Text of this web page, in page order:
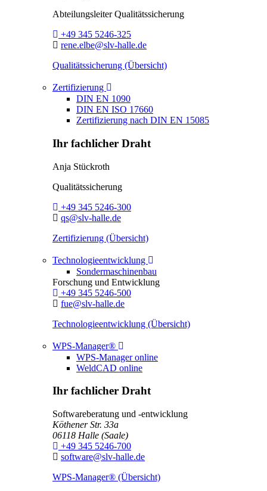
AbteilungsleiterQualitätssicherung
Telefon:
+49 345 5246-325
E-Mail:
rene.elbe@slv-halle.de
Qualitätssicherung (Übersicht)
Zertifizierung Toggle Dropdown
DIN EN 1090
DIN EN ISO 17660
Zertifizierung nach DIN EN 15085
Ihr fachlicher Draht
Anja Stückroth
Qualitätssicherung
Telefon:
+49 345 5246-300
E-Mail:
qs@slv-halle.de
Zertifizierung (Übersicht)
Technologieentwicklung Toggle Dropdown
Sondermaschinenbau
Forschung und Entwicklung
Telefon:
+49 345 5246-500
E-Mail:
fue@slv-halle.de
Technologieentwicklung (Übersicht)
WPS-Manager® Toggle Dropdown
WPS-Manager online
WeldCAD online
Ihr fachlicher Draht
Softwareberatung und -entwicklung
Köthener Str. 33a
06118 Halle (Saale)
Telefon:
+49 345 5246-700
E-Mail:
software@slv-halle.de
WPS-Manager® (Übersicht)